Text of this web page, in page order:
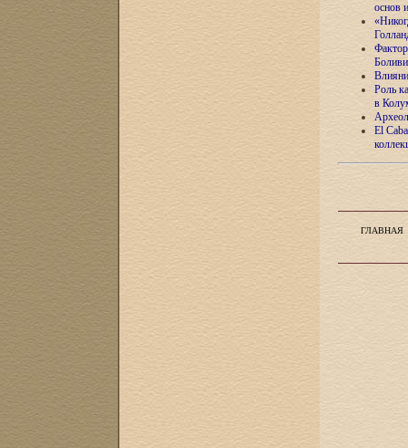
основ
Роль
в
El
ГЛАВНАЯ